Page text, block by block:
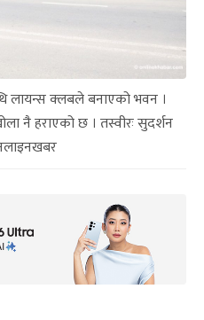
लायन्स क्लबले बनाएको भवन ।
नै हराएको छ । तस्वीरः सुदर्शन